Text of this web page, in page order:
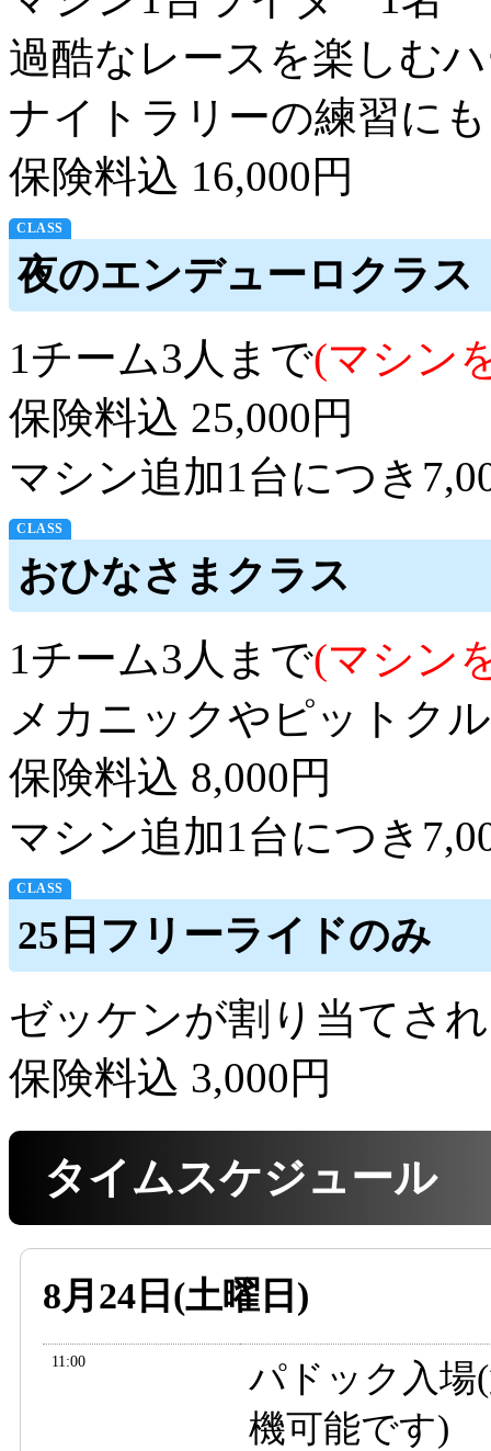
過酷なレースを楽しむ
ナイトラリーの練習に
保険料込 16,000円
夜のエンデューロクラス
1チーム3人まで(マシン
保険料込 25,000円
マシン追加1台につき
おひなさまクラス
1チーム3人まで(マシン
メカニックやピットク
保険料込 8,000円
マシン追加1台につき
25日フリーライドのみ
ゼッケンが割り当てさ
保険料込 3,000円
タイムスケジュール
8月24日(土曜日)
11:00
パドック入場
機可能です)